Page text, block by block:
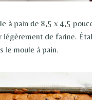
à pain de 8,5 x 4,5
légèrement de farine.
le moule à pain.